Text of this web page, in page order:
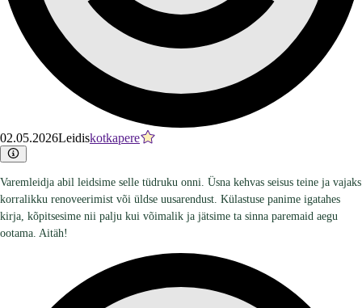
02.05.2026Leidiskotkapere
Varemleidja abil leidsime selle tüdruku onni. Üsna kehvas seisus teine ja vajaks
korralikku renoveerimist või üldse uusarendust. Külastuse panime igatahes
kirja, kõpitsesime nii palju kui võimalik ja jätsime ta sinna paremaid aegu
ootama. Aitäh!